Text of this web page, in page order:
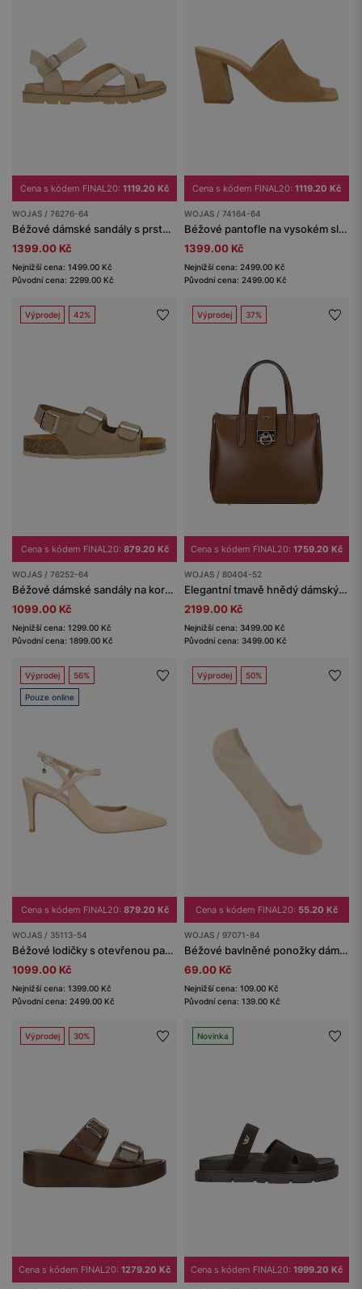
Cena s kódem FINAL20: 1119.20 Kč
WOJAS / 76276-64
Béžové dámské sandály s prstovým páskem
1399.00 Kč
Nejnižší cena: 1499.00 Kč
Původní cena: 2299.00 Kč
Cena s kódem FINAL20: 1119.20 Kč
WOJAS / 74164-64
Béžové pantofle na vysokém sloupkovém podpatku
1399.00 Kč
Nejnižší cena: 2499.00 Kč
Původní cena: 2499.00 Kč
Výprodej 42%
Cena s kódem FINAL20: 879.20 Kč
WOJAS / 76252-64
Béžové dámské sandály na korkové platformě
1099.00 Kč
Nejnižší cena: 1299.00 Kč
Původní cena: 1899.00 Kč
Výprodej 37%
Cena s kódem FINAL20: 1759.20 Kč
WOJAS / 80404-52
Elegantní tmavě hnědý dámský kufřík
2199.00 Kč
Nejnižší cena: 3499.00 Kč
Původní cena: 3499.00 Kč
Výprodej 56%
Pouze online
Cena s kódem FINAL20: 879.20 Kč
WOJAS / 35113-54
Béžové lodičky s otevřenou patou a jehlového typu podpatkem
1099.00 Kč
Nejnižší cena: 1399.00 Kč
Původní cena: 2499.00 Kč
Výprodej 50%
Cena s kódem FINAL20: 55.20 Kč
WOJAS / 97071-84
Béžové bavlněné ponožky dámské
69.00 Kč
Nejnižší cena: 109.00 Kč
Původní cena: 139.00 Kč
Výprodej 30%
Cena s kódem FINAL20: 1279.20 Kč
Novinka
Cena s kódem FINAL20: 1999.20 Kč